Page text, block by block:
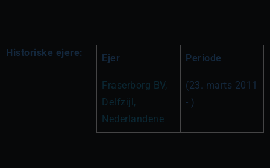
Historiske ejere: Ejer Periode
Fraserborg BV,
Delfzijl,
Nederlandene
(23. marts 2011
- )